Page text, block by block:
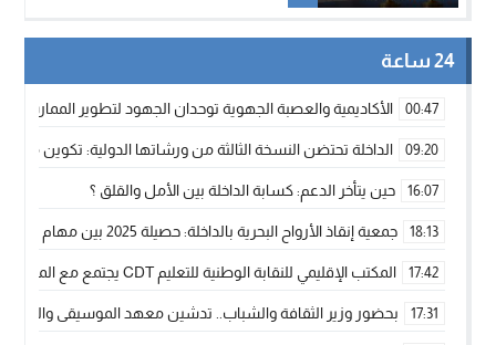
24 ساعة
00:47 الأكاديمية والعصبة الجهوية توحدان الجهود لتطوير الممارسة
09:20 الداخلة تحتضن النسخة الثالثة من ورشاتها الدولية: تكوين
16:07 حين يتأخر الدعم: كسابة الداخلة بين الأمل والقلق ؟
18:13 جمعية إنقاذ الأرواح البحرية بالداخلة: حصيلة 2025 بين مهام الإنقاذ ومشروع “دار البحار”
17:42 المكتب الإقليمي للنقابة الوطنية للتعليم CDT يجتمع مع المدير الإقليمي لمناقشة ملفات جوهرية لنساء ورجال التعليم
17:31 بحضور وزير الثقافة والشباب.. تدشين معهد الموسيقى والفنون